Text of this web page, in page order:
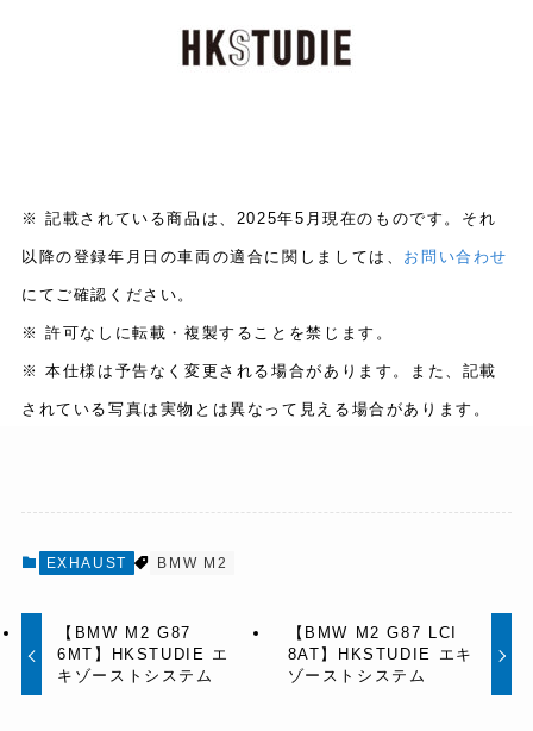
※ 記載されている商品は、2025年5月現在のものです。それ
以降の登録年月日の車両の適合に関しましては、 お問い合わせ
にてご確認ください。
※ 許可なしに転載・複製することを禁じます。
※ 本仕様は予告なく変更される場合があります。また、記載
されている写真は実物とは異なって見える場合があります。
EXHAUST BMW M2
【BMW M2 G87
6MT】HKSTUDIE エ
キゾーストシステム
【BMW M2 G87 LCI
8AT】HKSTUDIE エキ
ゾーストシステム